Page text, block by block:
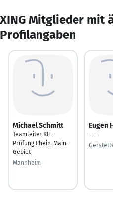
XING Mitglieder mit
Profilangaben
Michael Schmitt
Teamleiter KH-
Prüfung Rhein-Main-
Gebiet
Mannheim
Eugen
---